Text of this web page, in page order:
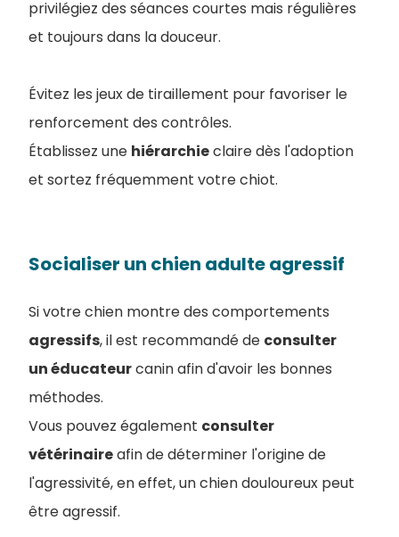
privilégiez des séances courtes mais régulières
et toujours dans la douceur.
Évitez les jeux de tiraillement pour favoriser le
renforcement des contrôles.
Établissez une hiérarchieclaire dès l'adoption
et sortez fréquemment votre chiot.
Socialiser un chien adulte agressif
Si votre chien montre des comportements
agressifs, il est recommandé de consulter
un éducateurcanin afin d'avoir les bonnes
méthodes.
Vous pouvez également consulter
vétérinaireafin de déterminer l'origine de
l'agressivité, en effet, un chien douloureux peut
être agressif.